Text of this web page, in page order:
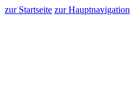
zur Startseite zur Hauptnavigation